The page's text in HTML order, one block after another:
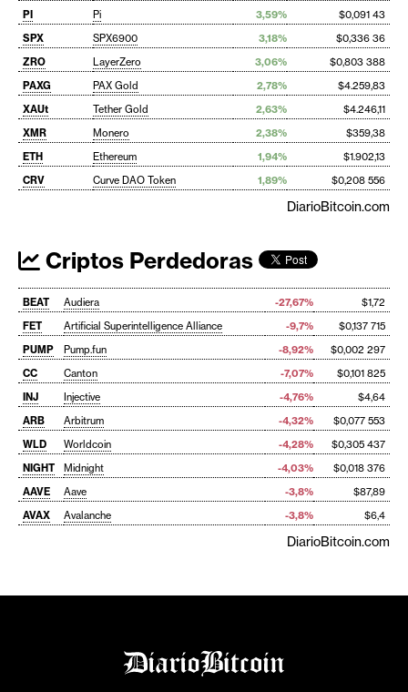
PI
Pi 3,59%
$0,091 43
SPX
SPX6900 3,18%
$0,336 36
ZRO
LayerZero 3,06%
$0,803 388
PAXG
PAX Gold 2,78%
$4.259,83
XAUt
Tether Gold 2,63%
$4.246,11
XMR
Monero 2,38%
$359,38
ETH
Ethereum 1,94%
$1.902,13
CRV
Curve DAO Token 1,89% $0,208 556
DiarioBitcoin.com
Criptos Perdedoras
BEAT Audiera -27,67%
$1,72
FET
Artificial Superintelligence Alliance -9,7%
$0,137 715
PUMP
Pump.fun -8,92%
$0,002 297
CC
Canton -7,07%
$0,101 825
INJ
Injective -4,76%
$4,64
ARB
Arbitrum -4,32%
$0,077 553
WLD
Worldcoin -4,28%
$0,305 437
NIGHT
Midnight -4,03%
$0,018 376
AAVE
Aave -3,8%
$87,89
AVAX
Avalanche -3,8% $6,4
DiarioBitcoin.com